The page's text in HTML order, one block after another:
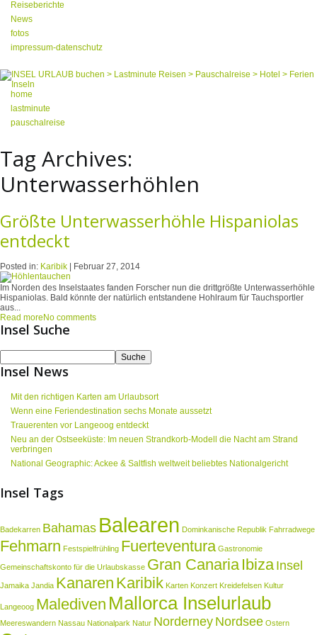
Reiseberichte
News
fotos
impressum-datenschutz
home
lastminute
pauschalreise
Tag Archives:
Unterwasserhöhlen
Größte Unterwasserhöhle Hispaniolas
entdeckt
Posted in: Karibik | Februar 27, 2014
Im Norden des Inselstaates fanden Forscher nun die drittgrößte Unterwasserhöhle
Hispaniolas. Bald könnte der natürlich entstandene Hohlraum für Tauchsportler
aus...
Read moreNo comments
Insel Suche
Insel News
Mit den richtigen Karten am Urlaubsort
Wenn eine Feriendestination sechs Monate aussetzt
Trauerenten vor Langeoog entdeckt
Neu an der Ostseeküste: Im neuen Strandkorb-Modell die Nacht am Strand
verbringen
National Geographic: Ackee & Saltfish weltweit beliebtes Nationalgericht
Insel Tags
Badekarren Bahamas Balearen Dominkanische Republik Fahrradwege
Fehmarn Festspielfrühling Fuerteventura Gastronomie
Gemeinschaftskonto für die Urlaubskasse Gran Canaria Ibiza Insel
Jamaika Jandia Kanaren Karibik Karten Konzert Kreidefelsen Kultur
Langeoog Malediven Mallorca Inselurlaub
Meereswandern Nassau Nationalpark Natur Norderney Nordsee Ostern